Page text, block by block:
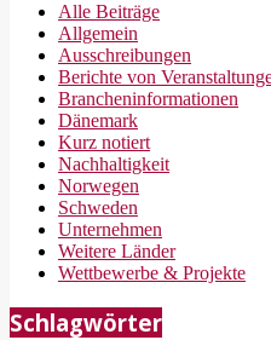
Alle Beiträge
Allgemein
Ausschreibungen
Berichte von
Brancheninformationen
Dänemark
Kurz notiert
Nachhaltigkeit
Norwegen
Schweden
Unternehmen
Weitere Länder
Wettbewerbe & Projekte
Schlagwörter